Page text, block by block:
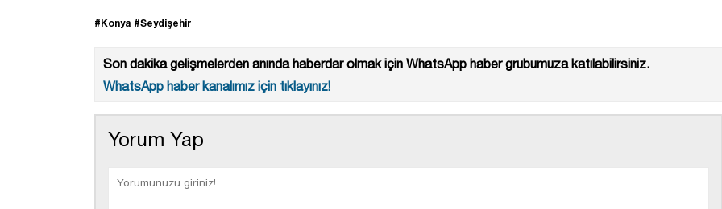
#Konya #Seydişehir
Son dakika gelişmelerden anında haberdar olmak için WhatsApp haber grubumuza katılabilirsiniz.
WhatsApp haber kanalımız için tıklayınız!
Yorum Yap